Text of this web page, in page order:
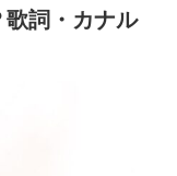
詞・カナル